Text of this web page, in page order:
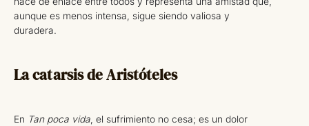
aunque es men͏os intensa, sigue siendo valiosa y
duradera.
La catarsis de Aristóteles
En Tan poca vida, el sufrimiento no cesa; es un dolor